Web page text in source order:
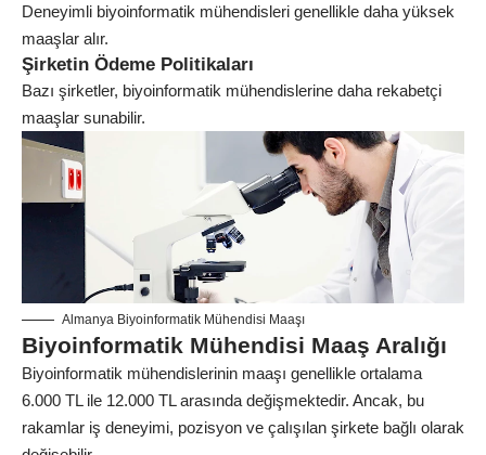
Deneyimli biyoinformatik mühendisleri genellikle daha yüksek
maaşlar alır.
Şirketin Ödeme Politikaları
Bazı şirketler, biyoinformatik mühendislerine daha rekabetçi
maaşlar sunabilir.
Almanya Biyoinformatik Mühendisi Maaşı
Biyoinformatik Mühendisi Maaş Aralığı
Biyoinformatik mühendislerinin maaşı genellikle ortalama
6.000 TL ile 12.000 TL arasında değişmektedir. Ancak, bu
rakamlar iş deneyimi, pozisyon ve çalışılan şirkete bağlı olarak